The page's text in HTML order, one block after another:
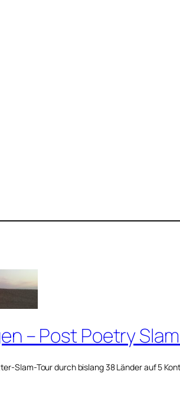
– Post Poetry
Slam-Tour durch bislang 38 Länder auf 5